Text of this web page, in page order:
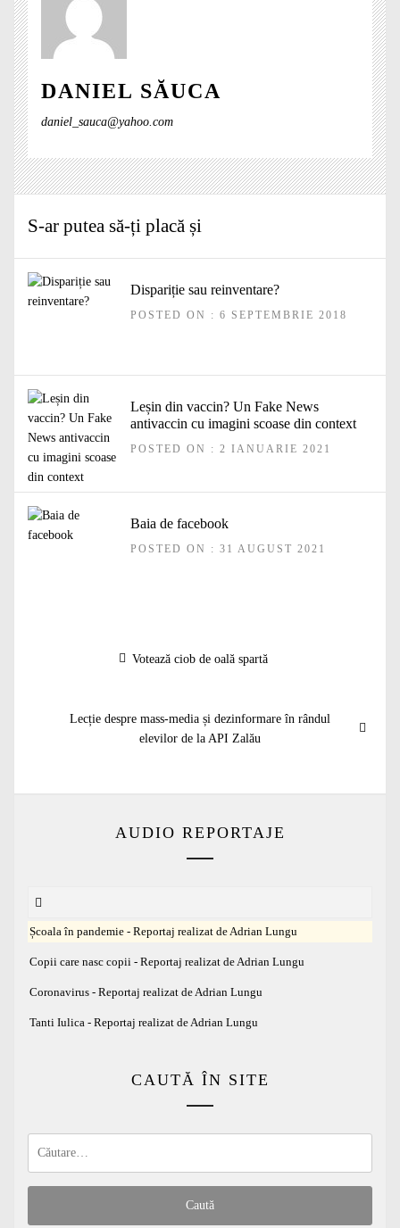
DANIEL SĂUCA
daniel_sauca@yahoo.com
S-ar putea să-ți placă și
Dispariție sau reinventare?
POSTED ON : 6 SEPTEMBRIE 2018
Leșin din vaccin? Un Fake News
antivaccin cu imagini scoase din context
POSTED ON : 2 IANUARIE 2021
Baia de facebook
POSTED ON : 31 AUGUST 2021
Articolul
Votează ciob de oală spartă
Articolul
Lecție despre mass-media și dezinformare în rândul
elevilor de la API Zalău
AUDIO REPORTAJE
Școala în pandemie - Reportaj realizat de Adrian Lungu
Copii care nasc copii - Reportaj realizat de Adrian Lungu
Coronavirus - Reportaj realizat de Adrian Lungu
Tanti Iulica - Reportaj realizat de Adrian Lungu
CAUTĂ ÎN SITE